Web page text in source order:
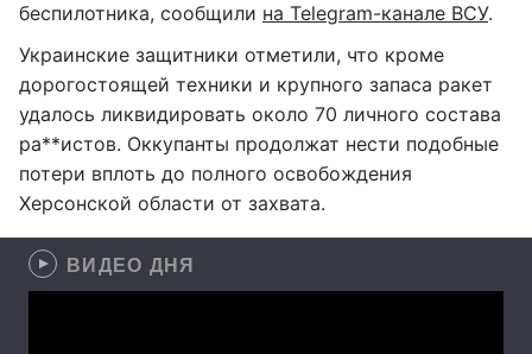
беспилотника, сообщили на Telegram-канале ВСУ.
Украинские защитники отметили, что кроме
дорогостоящей техники и крупного запаса ракет
удалось ликвидировать около 70 личного состава
ра**истов. Оккупанты продолжат нести подобные
потери вплоть до полного освобождения
Херсонской области от захвата.
ВИДЕО ДНЯ